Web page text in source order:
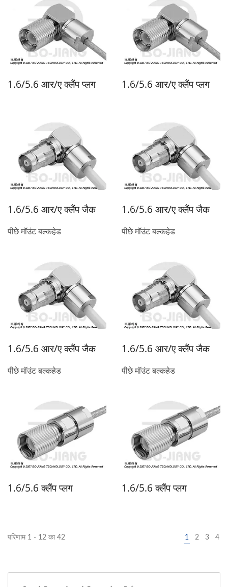
1.6/5.6 आर/ए क्लैंप प्लग 1.6/5.6 आर/ए क्लैंप प्लग
1.6/5.6 आर/ए क्लैंप जैक
पीछे मॉउंट बल्कहेड
1.6/5.6 आर/ए क्लैंप जैक
पीछे मॉउंट बल्कहेड
1.6/5.6 आर/ए क्लैंप जैक
पीछे मॉउंट बल्कहेड
1.6/5.6 आर/ए क्लैंप जैक
पीछे मॉउंट बल्कहेड
1.6/5.6 क्लैंप प्लग 1.6/5.6 क्लैंप प्लग
परिणाम 1 - 12 का 42 1 2 3 4